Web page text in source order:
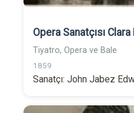
Opera Sanatçısı
Tiyatro, Opera ve Bale
1859
Sanatçı: John Jabez